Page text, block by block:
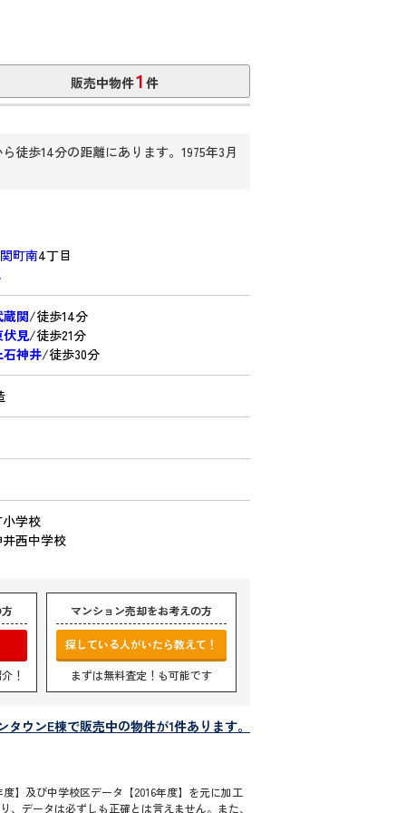
販売中物件1 件
徒歩14分の距離にあります。1975年3月
町南4丁目
蔵関/徒歩14分
伏見/徒歩21分
石神井/徒歩30分
学校
西中学校
！
マンション売却をお考えの方
探している人がいたら教えて！
まずは無料査定！も可能です
タウンE棟で販売中の物件が1件あります。
】及び中学校区データ【2016年度】を元に加工
データは必ずしも正確とは言えません。また、